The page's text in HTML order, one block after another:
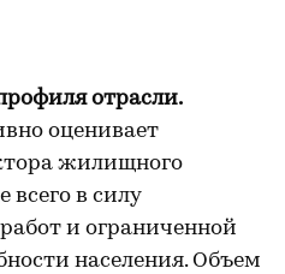
отрасли.
оценивает
жилищного
всего в силу
и ограниченной
населения. Объем